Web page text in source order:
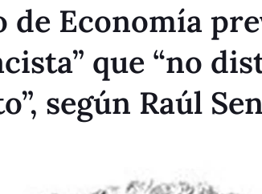
Economía
que “no
según Raúl